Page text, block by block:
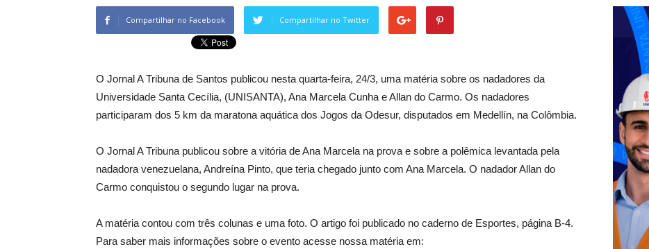
Compartilhar no Facebook Compartilhar no Twitter
O Jornal A Tribuna de Santos publicou nesta quarta-feira, 24/3, uma matéria sobre os nadadores da
Universidade Santa Cecília, (UNISANTA), Ana Marcela Cunha e Allan do Carmo. Os nadadores
participaram dos 5 km da maratona aquática dos Jogos da Odesur, disputados em Medellín, na Colômbia.
O Jornal A Tribuna publicou sobre a vitória de Ana Marcela na prova e sobre a polêmica levantada pela
nadadora venezuelana, Andreína Pinto, que teria chegado junto com Ana Marcela. O nadador Allan do
Carmo conquistou o segundo lugar na prova.
A matéria contou com três colunas e uma foto. O artigo foi publicado no caderno de Esportes, página B-4.
Para saber mais informações sobre o evento acesse nossa matéria em: